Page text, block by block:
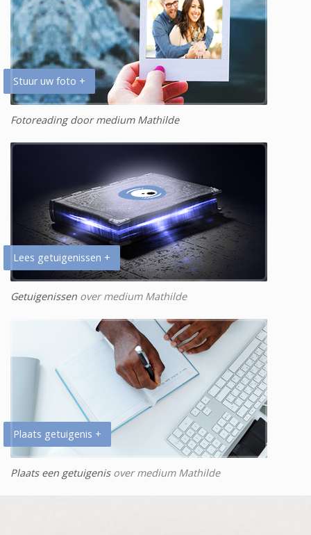
Stuur uw foto +
Fotoreading door medium Mathilde
Lees getuigenissen +
Getuigenissen over medium Mathilde
Plaats getuigenis +
Plaats een getuigenisover medium Mathilde